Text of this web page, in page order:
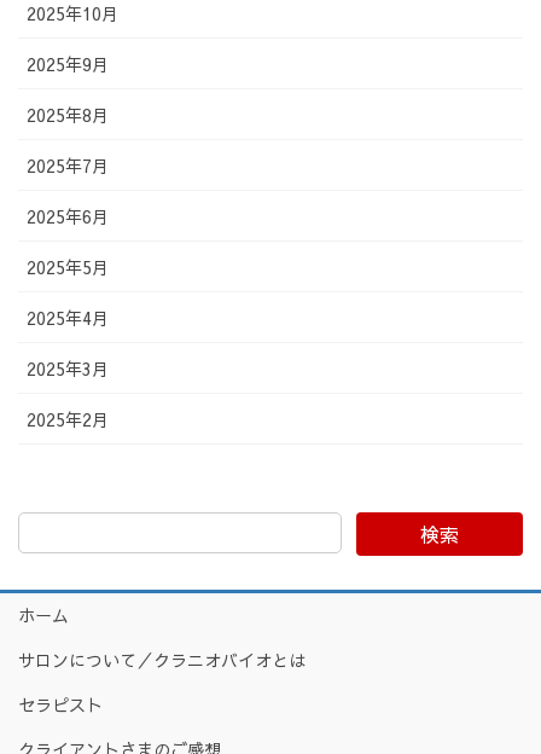
2025年10月
2025年9月
2025年8月
2025年7月
2025年6月
2025年5月
2025年4月
2025年3月
2025年2月
検索
ホーム
サロンについて／クラニオバイオとは
セラピスト